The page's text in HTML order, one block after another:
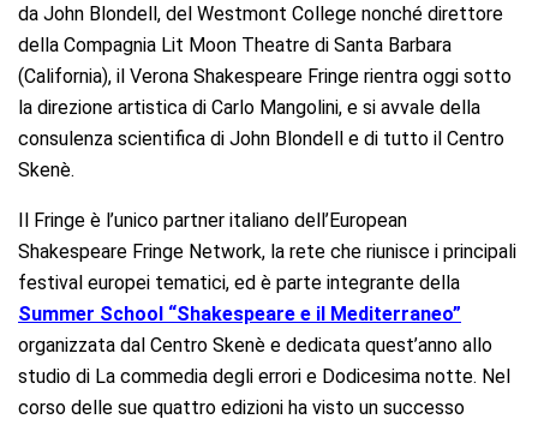
da John Blondell, del Westmont College nonché direttore
della Compagnia Lit Moon Theatre di Santa Barbara
(California), il Verona Shakespeare Fringe rientra oggi sotto
la direzione artistica di Carlo Mangolini, e si avvale della
consulenza scientifica di John Blondell e di tutto il Centro
Skenè.
Il Fringe è l’unico partner italiano dell’European
Shakespeare Fringe Network, la rete che riunisce i principali
festival europei tematici, ed è parte integrante della
Summer School “Shakespeare e il Mediterraneo”
organizzata dal Centro Skenè e dedicata quest’anno allo
studio di La commedia degli errori e Dodicesima notte. Nel
corso delle sue quattro edizioni ha visto un successo